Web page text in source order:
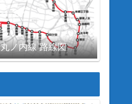
ノ内線 路線図